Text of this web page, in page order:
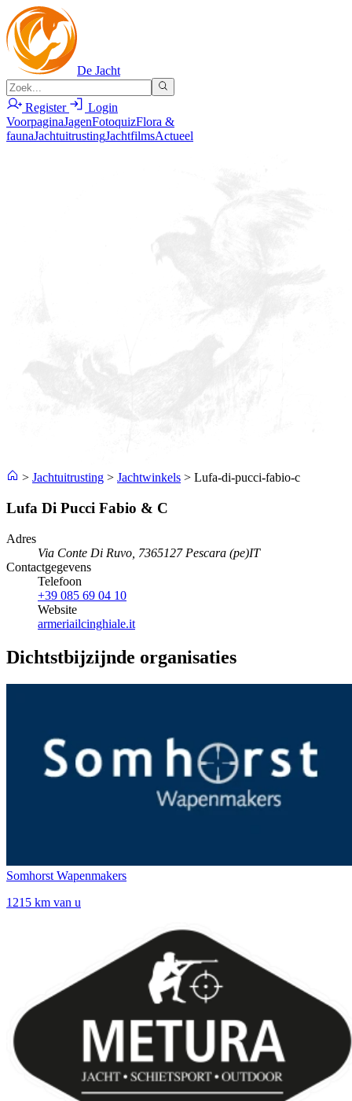
De Jacht
Register
Login
VoorpaginaJagenFotoquizFlora &
faunaJachtuitrustingJachtfilmsActueel
> Jachtuitrusting > Jachtwinkels > Lufa-di-pucci-fabio-c
Lufa Di Pucci Fabio & C
Adres
Via Conte Di Ruvo, 7365127 Pescara (pe)IT
Contactgegevens
Telefoon
+39 085 69 04 10
Website
armeriailcinghiale.it
Dichtstbijzijnde organisaties
Somhorst Wapenmakers
1215 km van u